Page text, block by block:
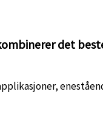
det